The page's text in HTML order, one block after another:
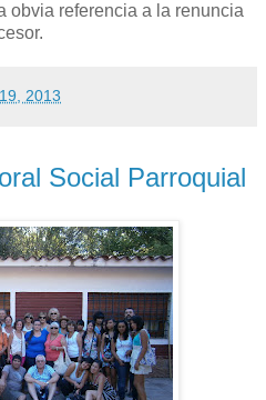
obvia referencia a la renuncia
2013
Social Parroquial